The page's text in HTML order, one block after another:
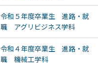
令和５年度卒業生 進路・就
職 アグリビジネス学科
令和４年度卒業生 進路・就
職 機械工学科